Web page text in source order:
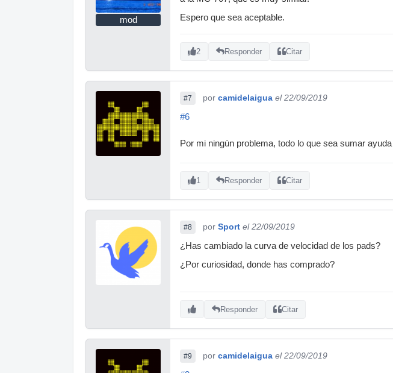
mod
Espero que sea aceptable.
2 Responder Citar
#7 por camidelaigua el 22/09/2019
#6
Por mi ningún problema, todo lo que sea sumar ayuda
1 Responder Citar
#8 por Sport el 22/09/2019
¿Has cambiado la curva de velocidad de los pads?
¿Por curiosidad, donde has comprado?
Responder Citar
#9 por camidelaigua el 22/09/2019